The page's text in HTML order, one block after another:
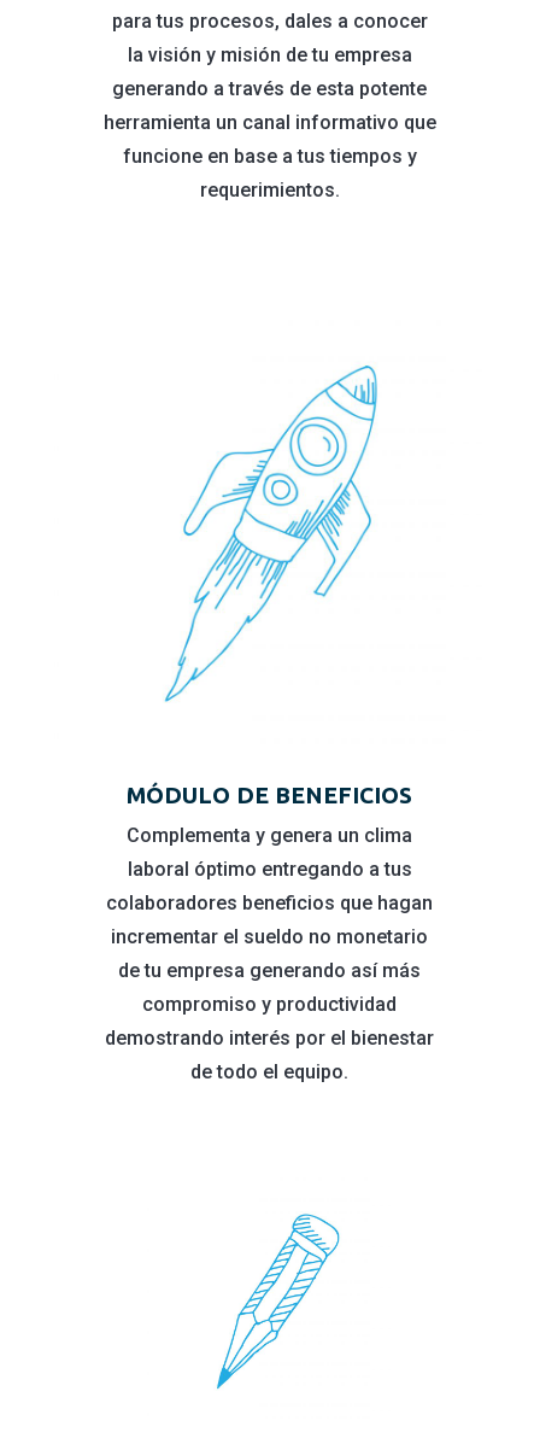
para tus procesos, dales a conocer
la visión y misión de tu empresa
generando a través de esta potente
herramienta un canal informativo que
funcione en base a tus tiempos y
requerimientos.
MÓDULO DE BENEFICIOS
Complementa y genera un clima
laboral óptimo entregando a tus
colaboradores beneficios que hagan
incrementar el sueldo no monetario
de tu empresa generando así más
compromiso y productividad
demostrando interés por el bienestar
de todo el equipo.